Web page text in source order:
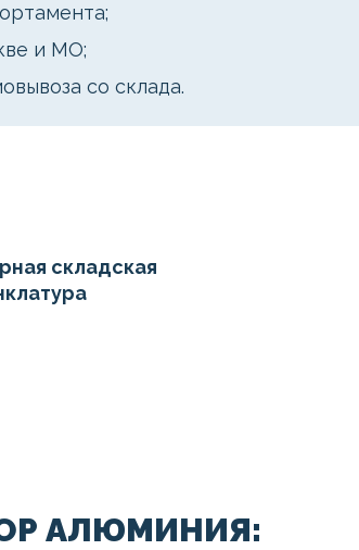
и МО;
со склада.
складская
АЛЮМИНИЯ: